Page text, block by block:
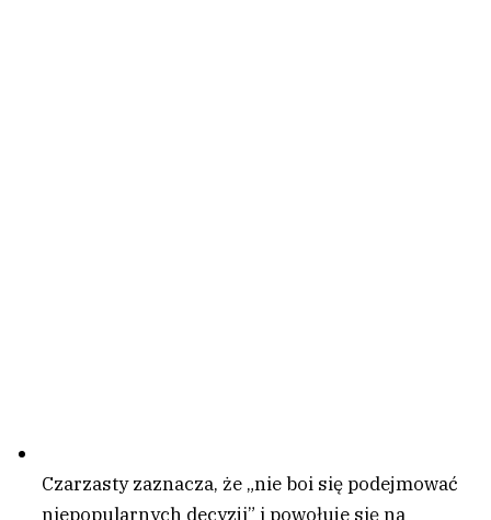
Czarzasty zaznacza, że „nie boi się podejmować
niepopularnych decyzji” i powołuje się na